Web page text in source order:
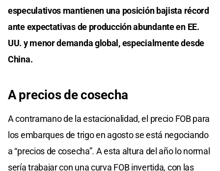
especulativos mantienen una posición bajista récord
ante expectativas de producción abundante en EE.
UU. y menor demanda global, especialmente desde
China.
A precios de cosecha
A contramano de la estacionalidad, el precio FOB para
los embarques de trigo en agosto se está negociando
a “precios de cosecha”. A esta altura del año lo normal
sería trabajar con una curva FOB invertida, con las